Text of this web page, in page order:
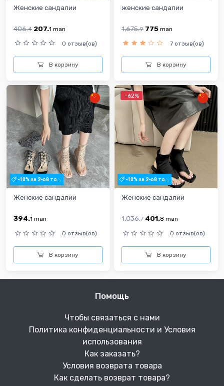
Женские сандалии
406.4 207.1 man
0 отзыв(ов)
В корзину
женские сандалии
1,675.9 775 man
7 отзыв(ов)
В корзину
-10% на 2-ой то...
Женские сандалии
394.1 man
0 отзыв(ов)
В корзину
-62%
-10% на 2-ой то...
Женские сандалии
1,036.7 401.8 man
0 отзыв(ов)
В корзину
Помощь
Чтобы связаться с нами
Политика конфиденциальности и Условия
использования
Как заказать?
Условия возврата товара
Как сделать возврат товара?